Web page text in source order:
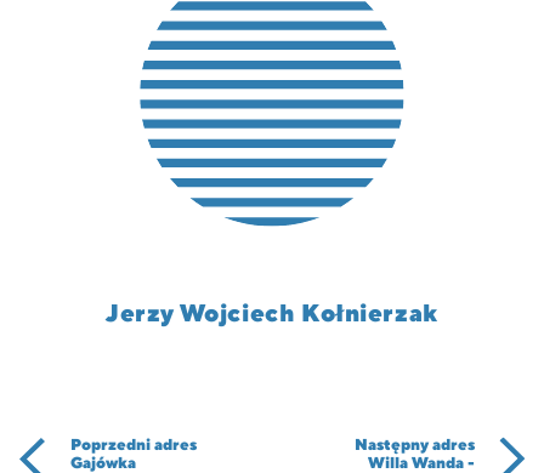
Jerzy Wojciech Kołnierzak
Poprzedni adres
Gajówka
Następny adres
Willa Wanda -